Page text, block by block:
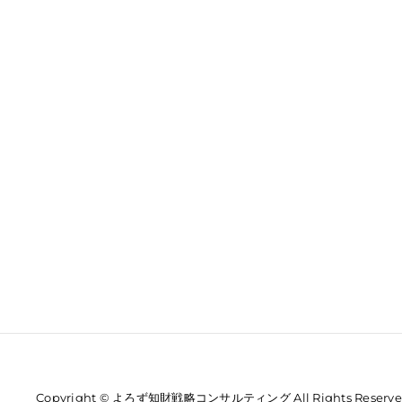
Copyright © よろず知財戦略コンサルティング All Rights